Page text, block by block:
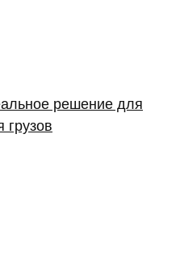
решение для